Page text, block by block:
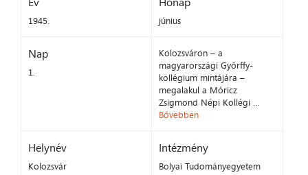
1945. június
Nap
1.
Kolozsváron – a
magyarországi Győrffy-
kollégium mintájára –
megalakul a Móricz
Zsigmond Népi Kollégi ...
Bővebben
Helynév
Kolozsvár
Intézmény
Bolyai Tudományegyetem